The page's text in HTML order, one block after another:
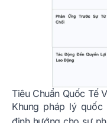
Tiêu Chuẩn Quốc Tế
Khung pháp lý